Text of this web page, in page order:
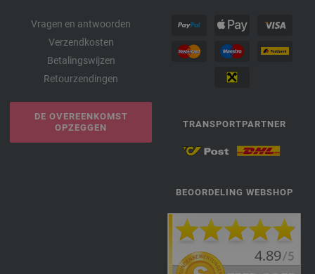
Vragen en antwoorden
Verzendkosten
Betalingswijzen
Retourzendingen
DE OVEREENKOMST
OPZEGGEN
TRANSPORTPARTNER
BEOORDELING WEBSHOP